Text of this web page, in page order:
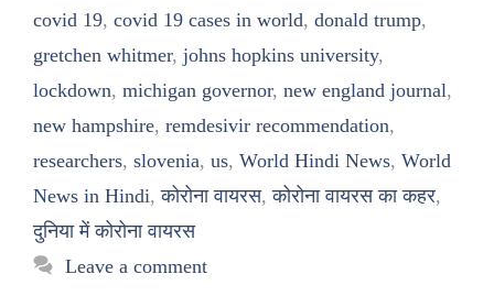
covid 19, covid 19 cases in world, donald trump,
gretchen whitmer, johns hopkins university,
lockdown, michigan governor, new england journal,
new hampshire, remdesivir recommendation,
researchers, slovenia, us, World Hindi News, World
News in Hindi,कोरोना वायरस,कोरोना वायरस का कहर,
दुनिया में कोरोना वायरस
Leave a comment